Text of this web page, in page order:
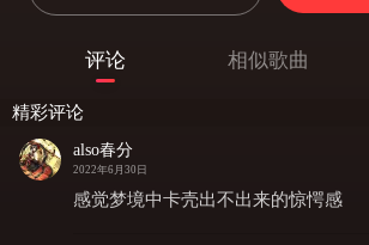
评论 相似歌曲
精彩评论
also春分
2022年6月30日
感觉梦境中卡壳出不出来的惊愕感